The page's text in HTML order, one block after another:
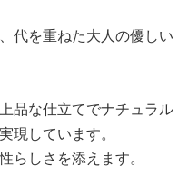
代を重ねた大人の優しい
品な仕立てでナチュラル
現しています。
らしさを添えます。